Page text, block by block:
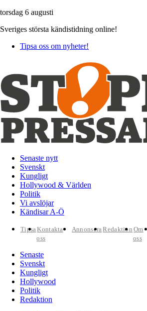
torsdag 6 augusti
Sveriges största kändistidning online!
Tipsa oss om nyheter!
Senaste nytt
Svenskt
Kungligt
Hollywood & Världen
Politik
Vi avslöjar
Kändisar A-Ö
TipsaKontakta
oss
AnnonseraRedaktion Om
oss
Senaste
Svenskt
Kungligt
Hollywood
Politik
Redaktion